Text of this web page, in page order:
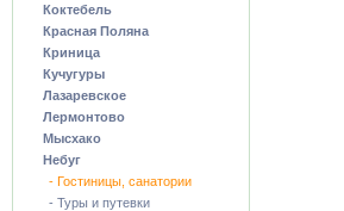
Коктебель
Красная Поляна
Криница
Кучугуры
Лазаревское
Лермонтово
Мысхако
Небуг
- Гостиницы, санатории
- Туры и путевки